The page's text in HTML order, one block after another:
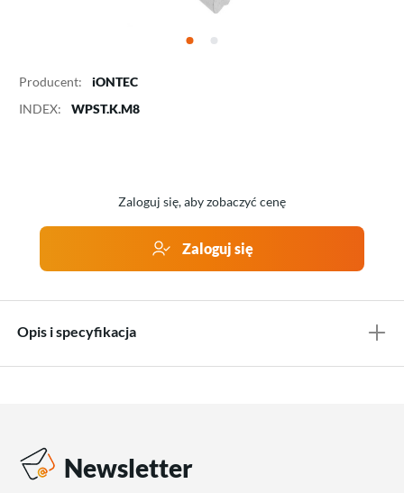
Producent:
iONTEC
INDEX:
WPST.K.M8
Zaloguj się, aby zobaczyć cenę
Zaloguj się
Opis i specyfikacja
Newsletter